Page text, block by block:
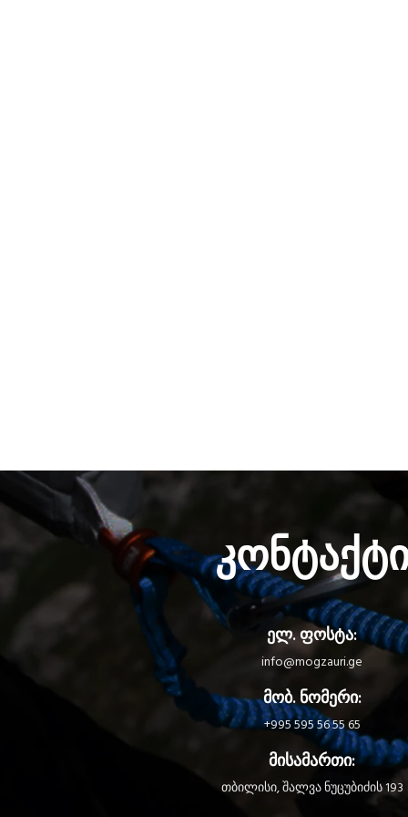
ელ. ფოსტა:
info@mogzauri.ge
მობ. ნომერი:
+995 595 56 55 65
მისამართი:
თბილისი, შალვა ნუცუბიძის 193